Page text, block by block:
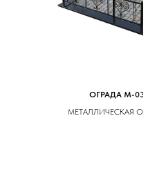
ОГРАДА M-03
МЕТАЛЛИЧЕСКАЯ